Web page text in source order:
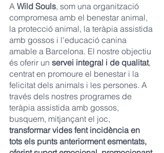
A Wild Souls, som una organització
compromesa amb el benestar animal,
la protecció animal, la teràpia assistida
amb gossos i l'educació canina
amable a Barcelona. El nostre objectiu
és oferir un servei integral i de qualitat,
centrat en promoure el benestar i la
felicitat dels animals i les persones. A
través dels nostres programes de
teràpia assistida amb gossos,
busquem, mitjançant el joc,
transformar vides fent incidència en
tots els punts anteriorment esmentats,